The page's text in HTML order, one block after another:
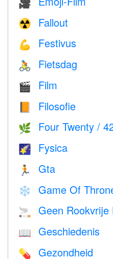
🎥
☢️ Fallout
💪 Festivus
🚴 Fietsdag
🎬 Film
📙 Filosofie
🌿 Four Twenty /
🌠 Fysica
🏃 Gta
❄️ Game Of
🚬 Geen Rookvrije
📖 Geschiedenis
💊 Gezondheid